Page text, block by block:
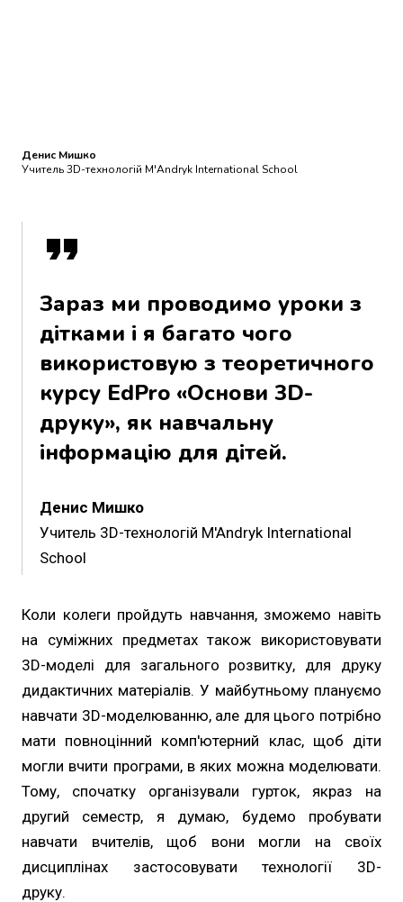
Денис Мишко
Учитель 3D-технологій M'Andryk International School
Зараз ми проводимо уроки з
дітками і я багато чого
використовую з теоретичного
курсу EdPro «Основи 3D-
друку», як навчальну
інформацію для дітей.
Денис Мишко
Учитель 3D-технологій M'Andryk International
School
Коли колеги пройдуть навчання, зможемо навіть
на суміжних предметах також використовувати
3D-моделі для загального розвитку, для друку
дидактичних матеріалів. У майбутньому плануємо
навчати 3D-моделюванню, але для цього потрібно
мати повноцінний комп'ютерний клас, щоб діти
могли вчити програми, в яких можна моделювати.
Тому, спочатку організували гурток, якраз на
другий семестр, я думаю, будемо пробувати
навчати вчителів, щоб вони могли на своїх
дисциплінах застосовувати технології 3D-
друку.